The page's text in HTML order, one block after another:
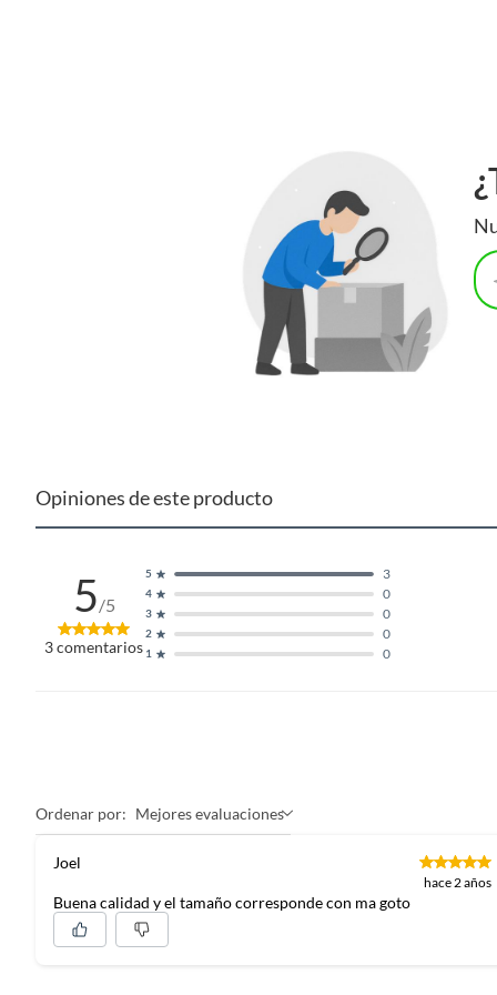
Opiniones de este producto
5/5
3comentarios 1 0
2 0
3 0
4 0
5 3
Ordenar por: Mejores evaluaciones
Joel
hace 2 años
Buena calidad y el tamaño corresponde con ma goto